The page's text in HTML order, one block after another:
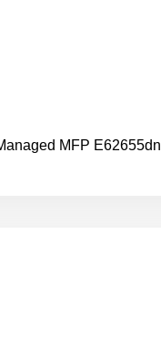
MFP E62655dn